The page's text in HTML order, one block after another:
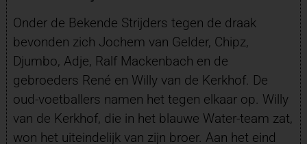
Onder de Bekende Strijders tegen de draak
bevonden zich Jochem van Gelder, Chipz,
Djumbo, Adje, Ralf Mackenbach en de
gebroeders René en Willy van de Kerkhof. De
oud-voetballers namen het tegen elkaar op. Willy
van de Kerkhof, die in het blauwe Water-team zat,
won het uiteindelijk van zijn broer. Aan het eind